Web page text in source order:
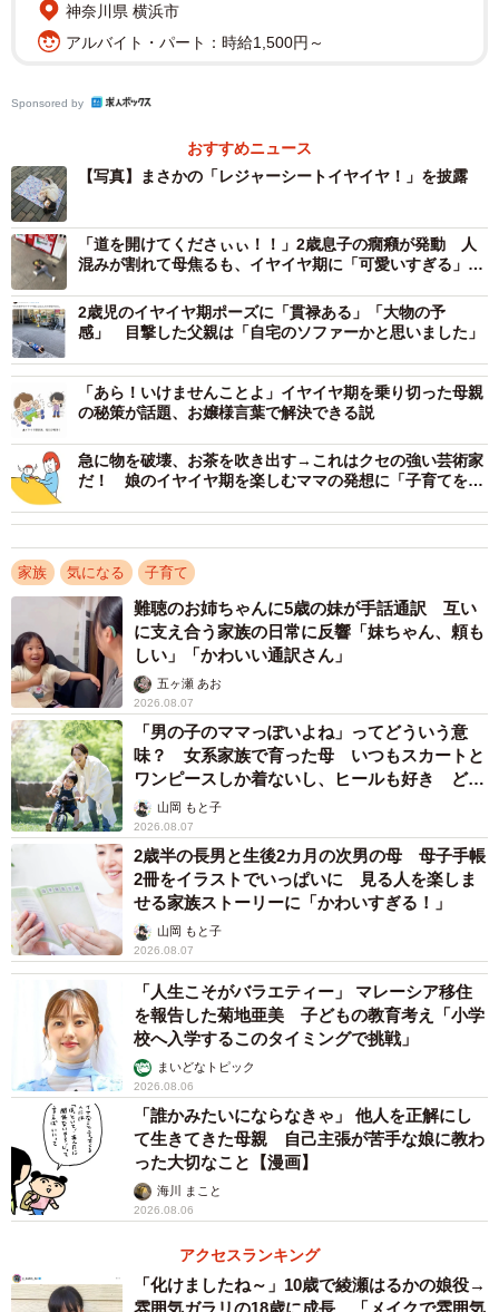
レジャーシートを敷いてイヤイヤとごねる娘さん（画像提供：AYUさ
ん）
公園から「帰るよ」→イヤイヤ！
当時、娘さんは公園で2時間ほど遊んでいました。日が傾い
てきたので、AYUさんが「帰るよ」と促すと、まだ遊びた
いと言わんばかりにイヤイヤ！と地面に寝転がって駄々を
こねる娘さん。「汚れるよ」とAYUさんが指摘すると、お
もむろにレジャーシートを敷きだし、写真の状況になった
といいます。
なお、その後は「3分ほど見守るも動かず写真を撮り『じゃ
あ隣に座らせていただきますね。お花見みたいだね。春に
桜を見ながらみんなでお弁当食べたよね。ここに可愛い娘
ちゃんがいる食べちゃおう』とずっと話してたら鬱陶しか
ったのかベビーカーに乗りました」と、無事帰宅に至った
そうです。
ゴネることをやめるのではなく、レジャーシートを敷いて
衣服が汚れることへの解決策を講じた娘さん。普段はどん
なお子さんなのでしょうか。「当たり前のことですが、大
人のすること話すことをよく見ているなと感じ大人の模倣
がうまく、観察力に驚かされる日々です」（AYUさん）。
娘さんのレジャーシートイヤイヤは大きな反響を呼び、い
いねの数は9.9万にものぼります。表示された回数は560万
回を超えるなど、多くの人の目に留まったようです。
反響を受けて、「初めての経験だったので驚きました。娘
に対して『賢い。大物になる』と言う意見と、『お母さん
大変だと思うけど、このまま伸び伸びと育ててあげて』と
育児に対する激励の言葉をいただき、魔の2歳イヤイヤ期と
これからも穏やかに向き合っていくぞというモチベーショ
ンに繋がり、また自分の育て方に対して良い意見をたくさ
んいただいたことで自信が持てました」と、AYUさん。
神奈川県 横浜市
アルバイト・パート：時給1,500円～
Sponsored by
おすすめニュース
【写真】まさかの「レジャーシートイヤイヤ！」を披露
「道を開けてくださぃぃ！！」2歳息子の癇癪が発動 人
混みが割れて母焦るも、イヤイヤ期に「可愛いすぎる」
2歳児のイヤイヤ期ポーズに「貫禄ある」「大物の予
感」 目撃した父親は「自宅のソファーかと思いました」
「あら！いけませんことよ」イヤイヤ期を乗り切った母親
の秘策が話題、お嬢様言葉で解決できる説
急に物を破壊、お茶を吹き出す→これはクセの強い芸術家
だ！ 娘のイヤイヤ期を楽しむママの発想に「子育てを楽
家族 気になる 子育て
難聴のお姉ちゃんに5歳の妹が手話通訳 互い
に支え合う家族の日常に反響「妹ちゃん、頼も
しい」「かわいい通訳さん」
五ヶ瀬 あお
2026.08.07
「男の子のママっぽいよね」ってどういう意
味？ 女系家族で育った母 いつもスカートと
ワンピースしか着ないし、ヒールも好き どの
へんが…
山岡 もと子
2026.08.07
2歳半の長男と生後2カ月の次男の母 母子手帳
2冊をイラストでいっぱいに 見る人を楽しま
せる家族ストーリーに「かわいすぎる！」
山岡 もと子
2026.08.07
「人生こそがバラエティー」 マレーシア移住
を報告した菊地亜美 子どもの教育考え「小学
校へ入学するこのタイミングで挑戦」
まいどなトピック
2026.08.06
「誰かみたいにならなきゃ」 他人を正解にし
て生きてきた母親 自己主張が苦手な娘に教わ
った大切なこと【漫画】
海川 まこと
2026.08.06
アクセスランキング
「化けましたね～」10歳で綾瀬はるかの娘役→
雰囲気ガラリの18歳に成長 「メイクで雰囲気